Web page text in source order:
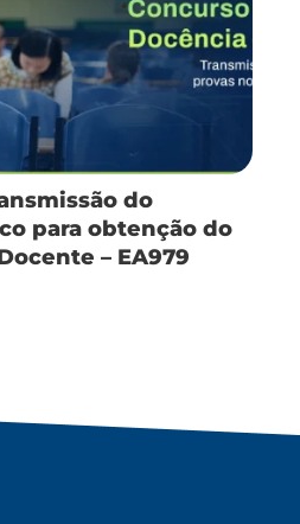
do
para obtenção do
– EA979